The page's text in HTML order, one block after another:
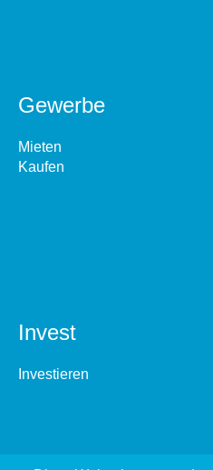
Gewerbe
Mieten
Kaufen
Invest
Investieren